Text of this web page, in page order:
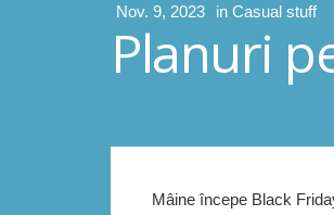
Nov. 9, 2023 in Casual stuff
Planuri
Mâine începe Black